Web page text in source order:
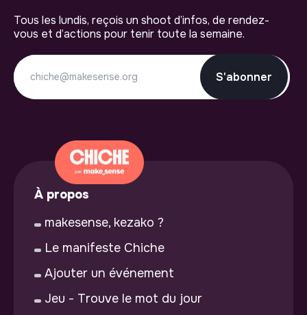
Tous les lundis, reçois un shoot d’infos, de rendez-
vous et d’actions pour tenir toute la semaine.
S'abonner
À propos
makesense, kezako ?
Le manifeste Chiche
Ajouter un événement
Jeu - Trouve le mot du jour